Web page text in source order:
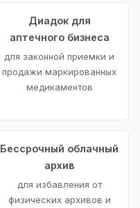
Диадок для
аптечного бизнеса
для законной приемки и
продажи маркированных
медикаментов
Бессрочный облачный
архив
для избавления от
физических архивов и